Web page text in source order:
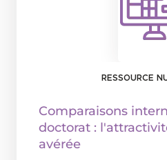
RESSOURCE
Comparaisons
doctorat :
avérée